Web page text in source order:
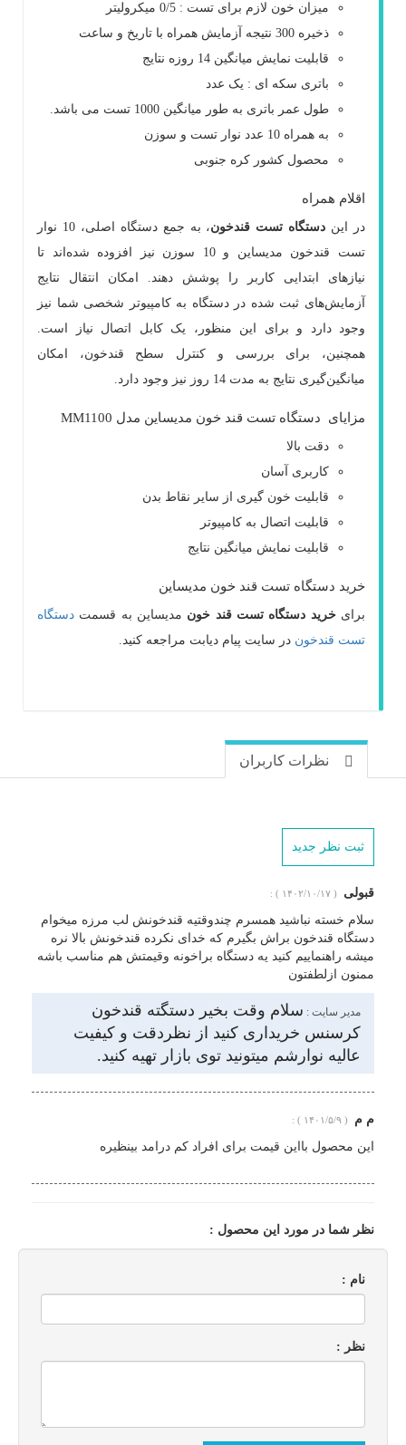
میزان خون لازم برای تست : 0/5 میکرولیتر
ذخیره 300 نتیجه آزمایش همراه با تاریخ و ساعت
قابلیت نمایش میانگین 14 روزه نتایج
باتری سکه ای : یک عدد
طول عمر باتری به طور میانگین 1000 تست می باشد.
به همراه 10 عدد نوار تست و سوزن
محصول کشور کره جنوبی
اقلام همراه
در این دستگاه تست قندخون
، به جمع دستگاه اصلی، 10 نوار
تست قندخون مدیساین و 10 سوزن نیز افزوده شده‌اند تا
نیازهای ابتدایی کاربر را پوشش دهند. امکان انتقال نتایج
آزمایش‌های ثبت شده در دستگاه به کامپیوتر شخصی شما نیز
وجود دارد و برای این منظور، یک کابل اتصال نیاز است.
همچنین، برای بررسی و کنترل سطح قندخون، امکان
میانگین‌گیری نتایج به مدت 14 روز نیز وجود دارد.
مزایای دستگاه تست قند خون مدیساین مدل MM1100
دقت بالا
کاربری آسان
قابلیت خون گیری از سایر نقاط بدن
قابلیت اتصال به کامپیوتر
قابلیت نمایش میانگین نتایج
خرید دستگاه تست قند خون مدیساین
برایخرید دستگاه تست قند خون مدیساین به قسمت دستگاه
تست قندخون در سایت پیام دیابت مراجعه کنید.
نظرات کاربران
ثبت نظر جدید
قبولی ( ۱۴۰۲/۱۰/۱۷ ) :
سلام خسته نباشید همسرم چندوقتیه قندخونش لب مرزه میخوام
دستگاه قندخون براش بگیرم که خدای نکرده قندخونش بالا نره
میشه راهنماییم کنید یه دستگاه براخونه وقیمتش هم مناسب باشه
ممنون ازلطفتون
مدیر سایت : سلام وقت بخیر دستگته قندخون
کرسنس خریداری کنید از نظردقت و کیفیت
عالیه نوارشم میتونید توی بازار تهیه کنید.
م م ( ۱۴۰۱/۵/۹ ) :
این محصول بااین قیمت برای افراد کم درامد بینظیره
نظر شما در مورد این محصول :
نام :
نظر :